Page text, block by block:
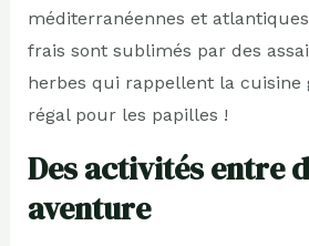
méditerranéennes et
frais sont sublimés par des
herbes qui rappellent la cuisine
régal pour les papilles !
Des activités entre
aventure